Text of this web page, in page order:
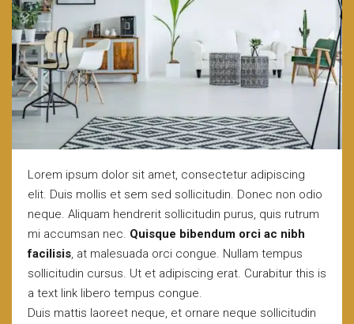
Lorem ipsum dolor sit amet, consectetur adipiscing
elit. Duis mollis et sem sed sollicitudin. Donec non odio
neque. Aliquam hendrerit sollicitudin purus, quis rutrum
mi accumsan nec. Quisque bibendum orci ac nibh
facilisis , at malesuada orci congue. Nullam tempus
sollicitudin cursus. Ut et adipiscing erat. Curabitur this is
a text link libero tempus congue.
Duis mattis laoreet neque, et ornare neque sollicitudin